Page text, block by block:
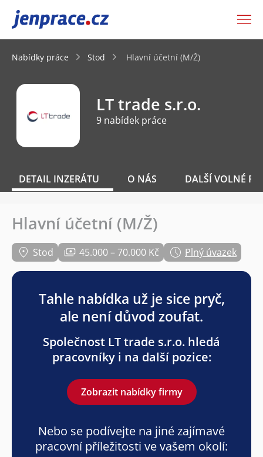
JenPráce.cz
Nabídky práce Stod Hlavní účetní (M/Ž)
LT trade s.r.o.
9 nabídek práce
DETAIL INZERÁTU O NÁS DALŠÍ VOLNÉ
Hlavní účetní (M/Ž)
Stod 45.000 – 70.000 Kč Plný úvazek
Tahle nabídka už je sice pryč,
ale není důvod zoufat.
Společnost LT trade s.r.o. hledá
pracovníky i na další pozice:
Zobrazit nabídky firmy
Nebo se podívejte na jiné zajímavé
pracovní příležitosti ve vašem okolí: